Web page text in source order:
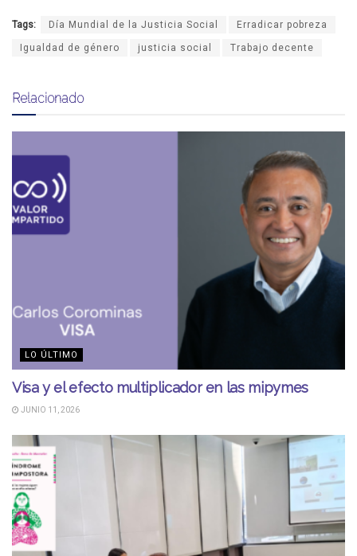
Tags: Día Mundial de la Justicia Social Erradicar pobreza
Igualdad de género justicia social Trabajo decente
Relacionado
LO ÚLTIMO
Visa y el efecto multiplicador en las mipymes
JUNIO 11, 2026